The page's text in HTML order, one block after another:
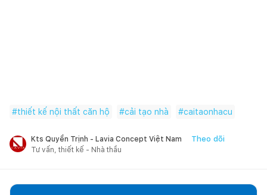
#thiết kế nội thất căn hộ #cải tạo nhà #caitaonhacu
Kts Quyền Trịnh - Lavia Concept Việt Nam Theo dõi
Tư vấn, thiết kế - Nhà thầu